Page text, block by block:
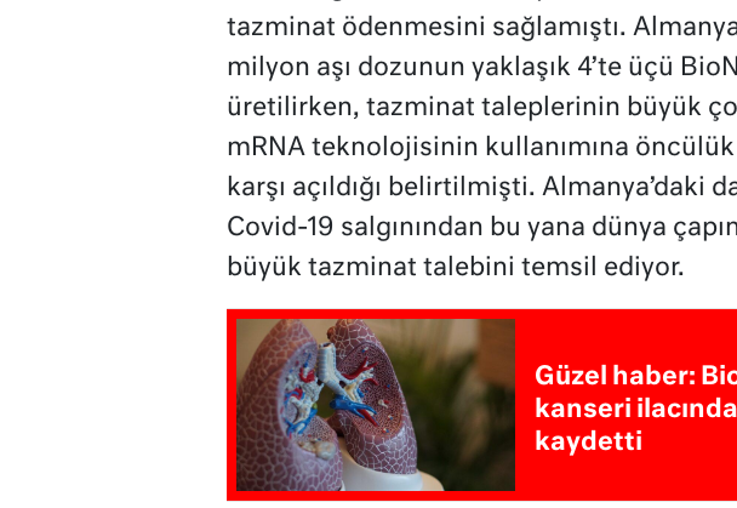
tazminat ödenmesini sağlamıştı.
milyon aşı dozunun yaklaşık 4’te üçü
üretilirken, tazminat taleplerinin büyük
mRNA teknolojisinin kullanımına öncülük
karşı açıldığı belirtilmişti. Almanya’daki
Covid-19 salgınından bu yana dünya
büyük tazminat talebini temsil ediyor.
Güzel haber:
kanseri
kaydetti